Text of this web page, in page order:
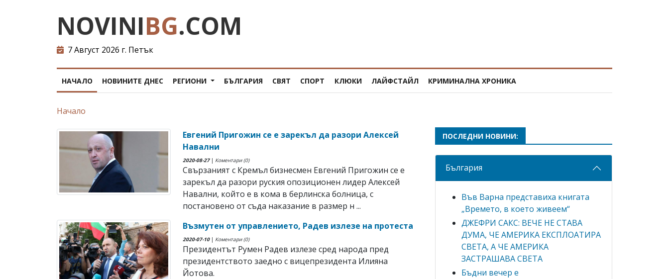
NOVINIBG.COM
7 Август 2026 г. Петък
НАЧАЛО НОВИНИТЕ ДНЕС РЕГИОНИ БЪЛГАРИЯ СВЯТ СПОРТ КЛЮКИ ЛАЙФСТАЙЛ КРИМИНАЛНА ХРОНИКА
Начало
Евгений Пригожин се е зарекъл да разори Алексей
Навални
2020-08-27| Коментари (0)
Свързаният с Кремъл бизнесмен Евгений Пригожин се е
зарекъл да разори руския опозиционен лидер Алексей
Навални, който е в кома в берлинска болница, с
постановено от съда наказание в размер н ...
Възмутен от управлението, Радев излезе на протеста
2020-07-10| Коментари (0)
Президентът Румен Радев излезе сред народа пред
президентството заедно с вицепрезидента Илияна
Йотова.
ПОСЛЕДНИ НОВИНИ:
България
Във Варна представиха книгата
„Времето, в което живеем“
ДЖЕФРИ САКС: ВЕЧЕ НЕ СТАВА
ДУМА, ЧЕ АМЕРИКА ЕКСПЛОАТИРА
СВЕТА, А ЧЕ АМЕРИКА
ЗАСТРАШАВА СВЕТА
Бъдни вечер е